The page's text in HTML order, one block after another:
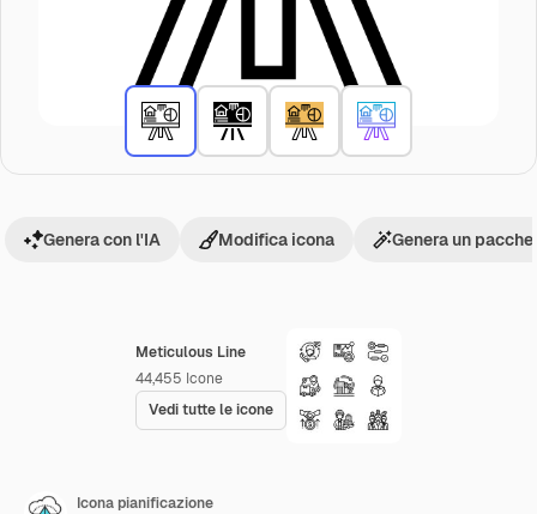
Meticulous Line
44,455 Icone
Vedi tutte le icone
Genera con l'IA Modifica icona Genera un
Icona pianificazione